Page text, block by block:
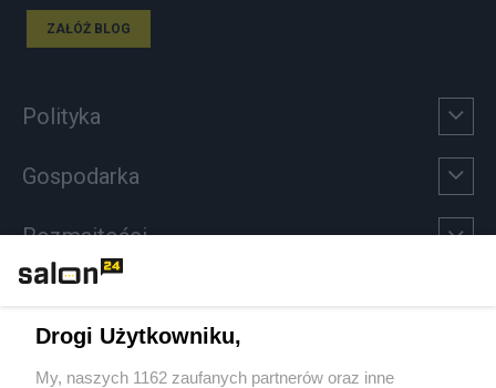
ZAŁÓŻ BLOG
Polityka
Gospodarka
Rozmaitości
Sport
Drogi Użytkowniku,
My, naszych 1162 zaufanych partnerów oraz inne